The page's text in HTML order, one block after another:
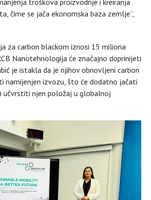
troškova proizvodnje i kreiranja
čime se jača ekonomska baza zemlje”,
za carbon blackom iznosi 15 miliona
Nanotehnologija će značajno doprinijeti
je istakla da je njihov obnovljeni carbon
namijenjen izvozu, što će dodatno jačati
učvrstiti njen položaj u globalnoj